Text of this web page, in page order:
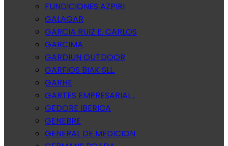
FUNDICIONES AZPIRI
GALAGAR
GARCIA RUIZ E. CARLOS
GARCIMA
GARDIUN OUTDOOR
GARFIOS BIAK SLL.
GARHE
GARTES EMPRESARIAL ,
GEDORE IBERICA
GENEBRE
GENERAL DE MEDICION